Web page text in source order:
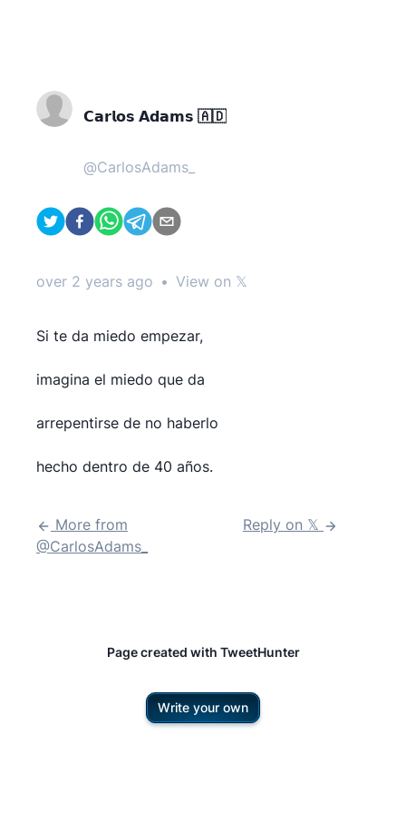
𝗖𝗮𝗿𝗹𝗼𝘀 𝗔𝗱𝗮𝗺𝘀 🇦🇩
@CarlosAdams_
over 2 years ago • View on 𝕏
Si te da miedo empezar,
imagina el miedo que da
arrepentirse de no haberlo
hecho dentro de 40 años.
More from
@CarlosAdams_
Reply on 𝕏
Page created with TweetHunter
Write your own